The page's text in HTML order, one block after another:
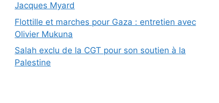
Jacques Myard
Flottille et marches pour Gaza : entretien avec
Olivier Mukuna
Salah exclu de la CGT pour son soutien à la
Palestine